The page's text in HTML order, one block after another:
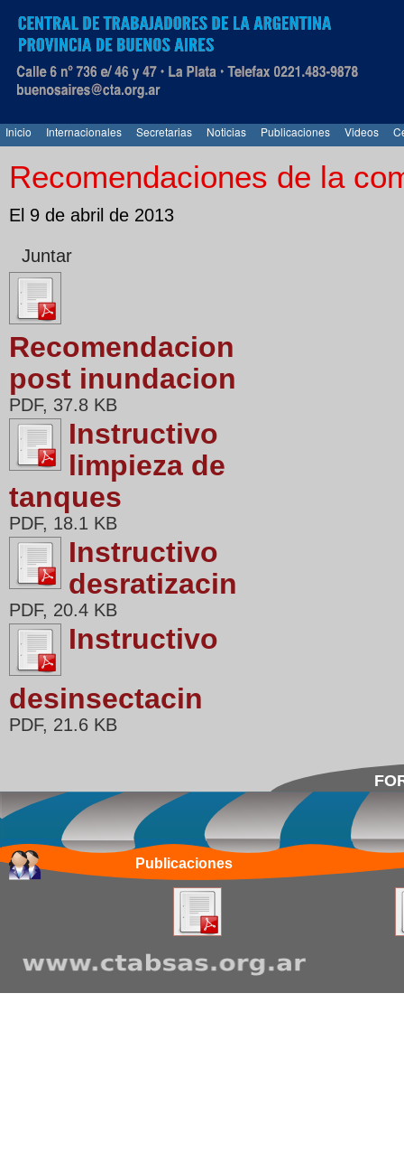
Inicio Internacionales Secretarias Noticias Publicaciones Videos
Recomendaciones de la
El 9 de abril de 2013
Juntar
Recomendacion
post inundacion
PDF, 37.8 KB
Instructivo
limpieza de
tanques
PDF, 18.1 KB
Instructivo
desratizacin
PDF, 20.4 KB
Instructivo
desinsectacin
PDF, 21.6 KB
Publicaciones